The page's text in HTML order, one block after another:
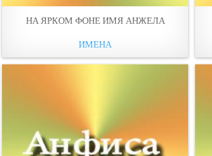
НА ЯРКОМ ФОНЕ ИМЯ АНЖЕЛА
ИМЕНА